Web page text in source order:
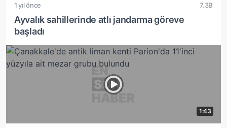
1 yıl önce 7.3B
Ayvalık sahillerinde atlı jandarma göreve
başladı
1:43